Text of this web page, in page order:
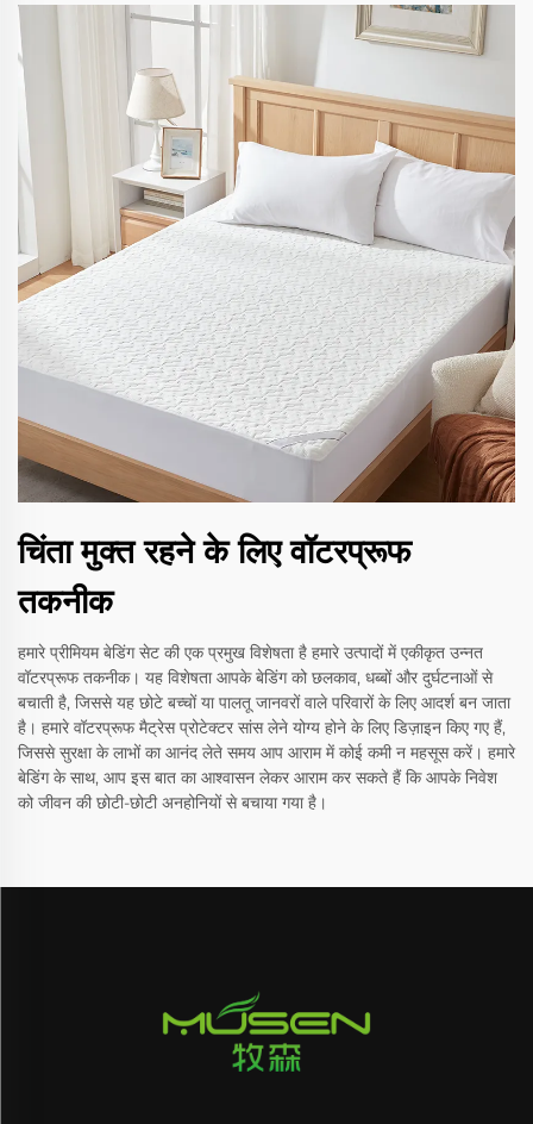
चिंता मुक्त रहने के लिए वॉटरप्रूफ
तकनीक
हमारे प्रीमियम बेडिंग सेट की एक प्रमुख विशेषता है हमारे उत्पादों में एकीकृत उन्नत
वॉटरप्रूफ तकनीक। यह विशेषता आपके बेडिंग को छलकाव, धब्बों और दुर्घटनाओं से
बचाती है, जिससे यह छोटे बच्चों या पालतू जानवरों वाले परिवारों के लिए आदर्श बन जाता
है। हमारे वॉटरप्रूफ मैट्रेस प्रोटेक्टर सांस लेने योग्य होने के लिए डिज़ाइन किए गए हैं,
जिससे सुरक्षा के लाभों का आनंद लेते समय आप आराम में कोई कमी न महसूस करें। हमारे
बेडिंग के साथ, आप इस बात का आश्वासन लेकर आराम कर सकते हैं कि आपके निवेश
को जीवन की छोटी-छोटी अनहोनियों से बचाया गया है।